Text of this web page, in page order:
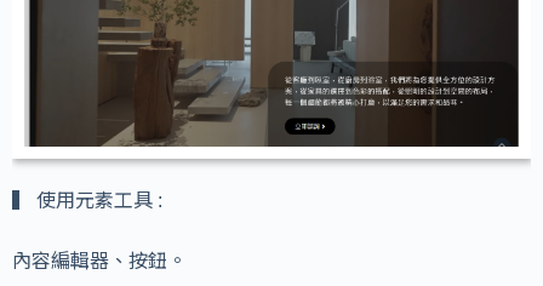
▍ 使用元素工具 :
內容編輯器、按鈕。